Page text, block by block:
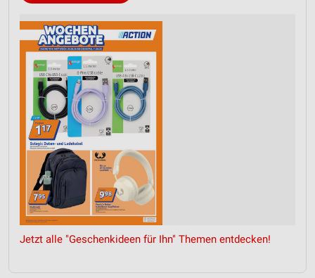
Jetzt alle "Geschenkideen für Ihn" Themen entdecken!